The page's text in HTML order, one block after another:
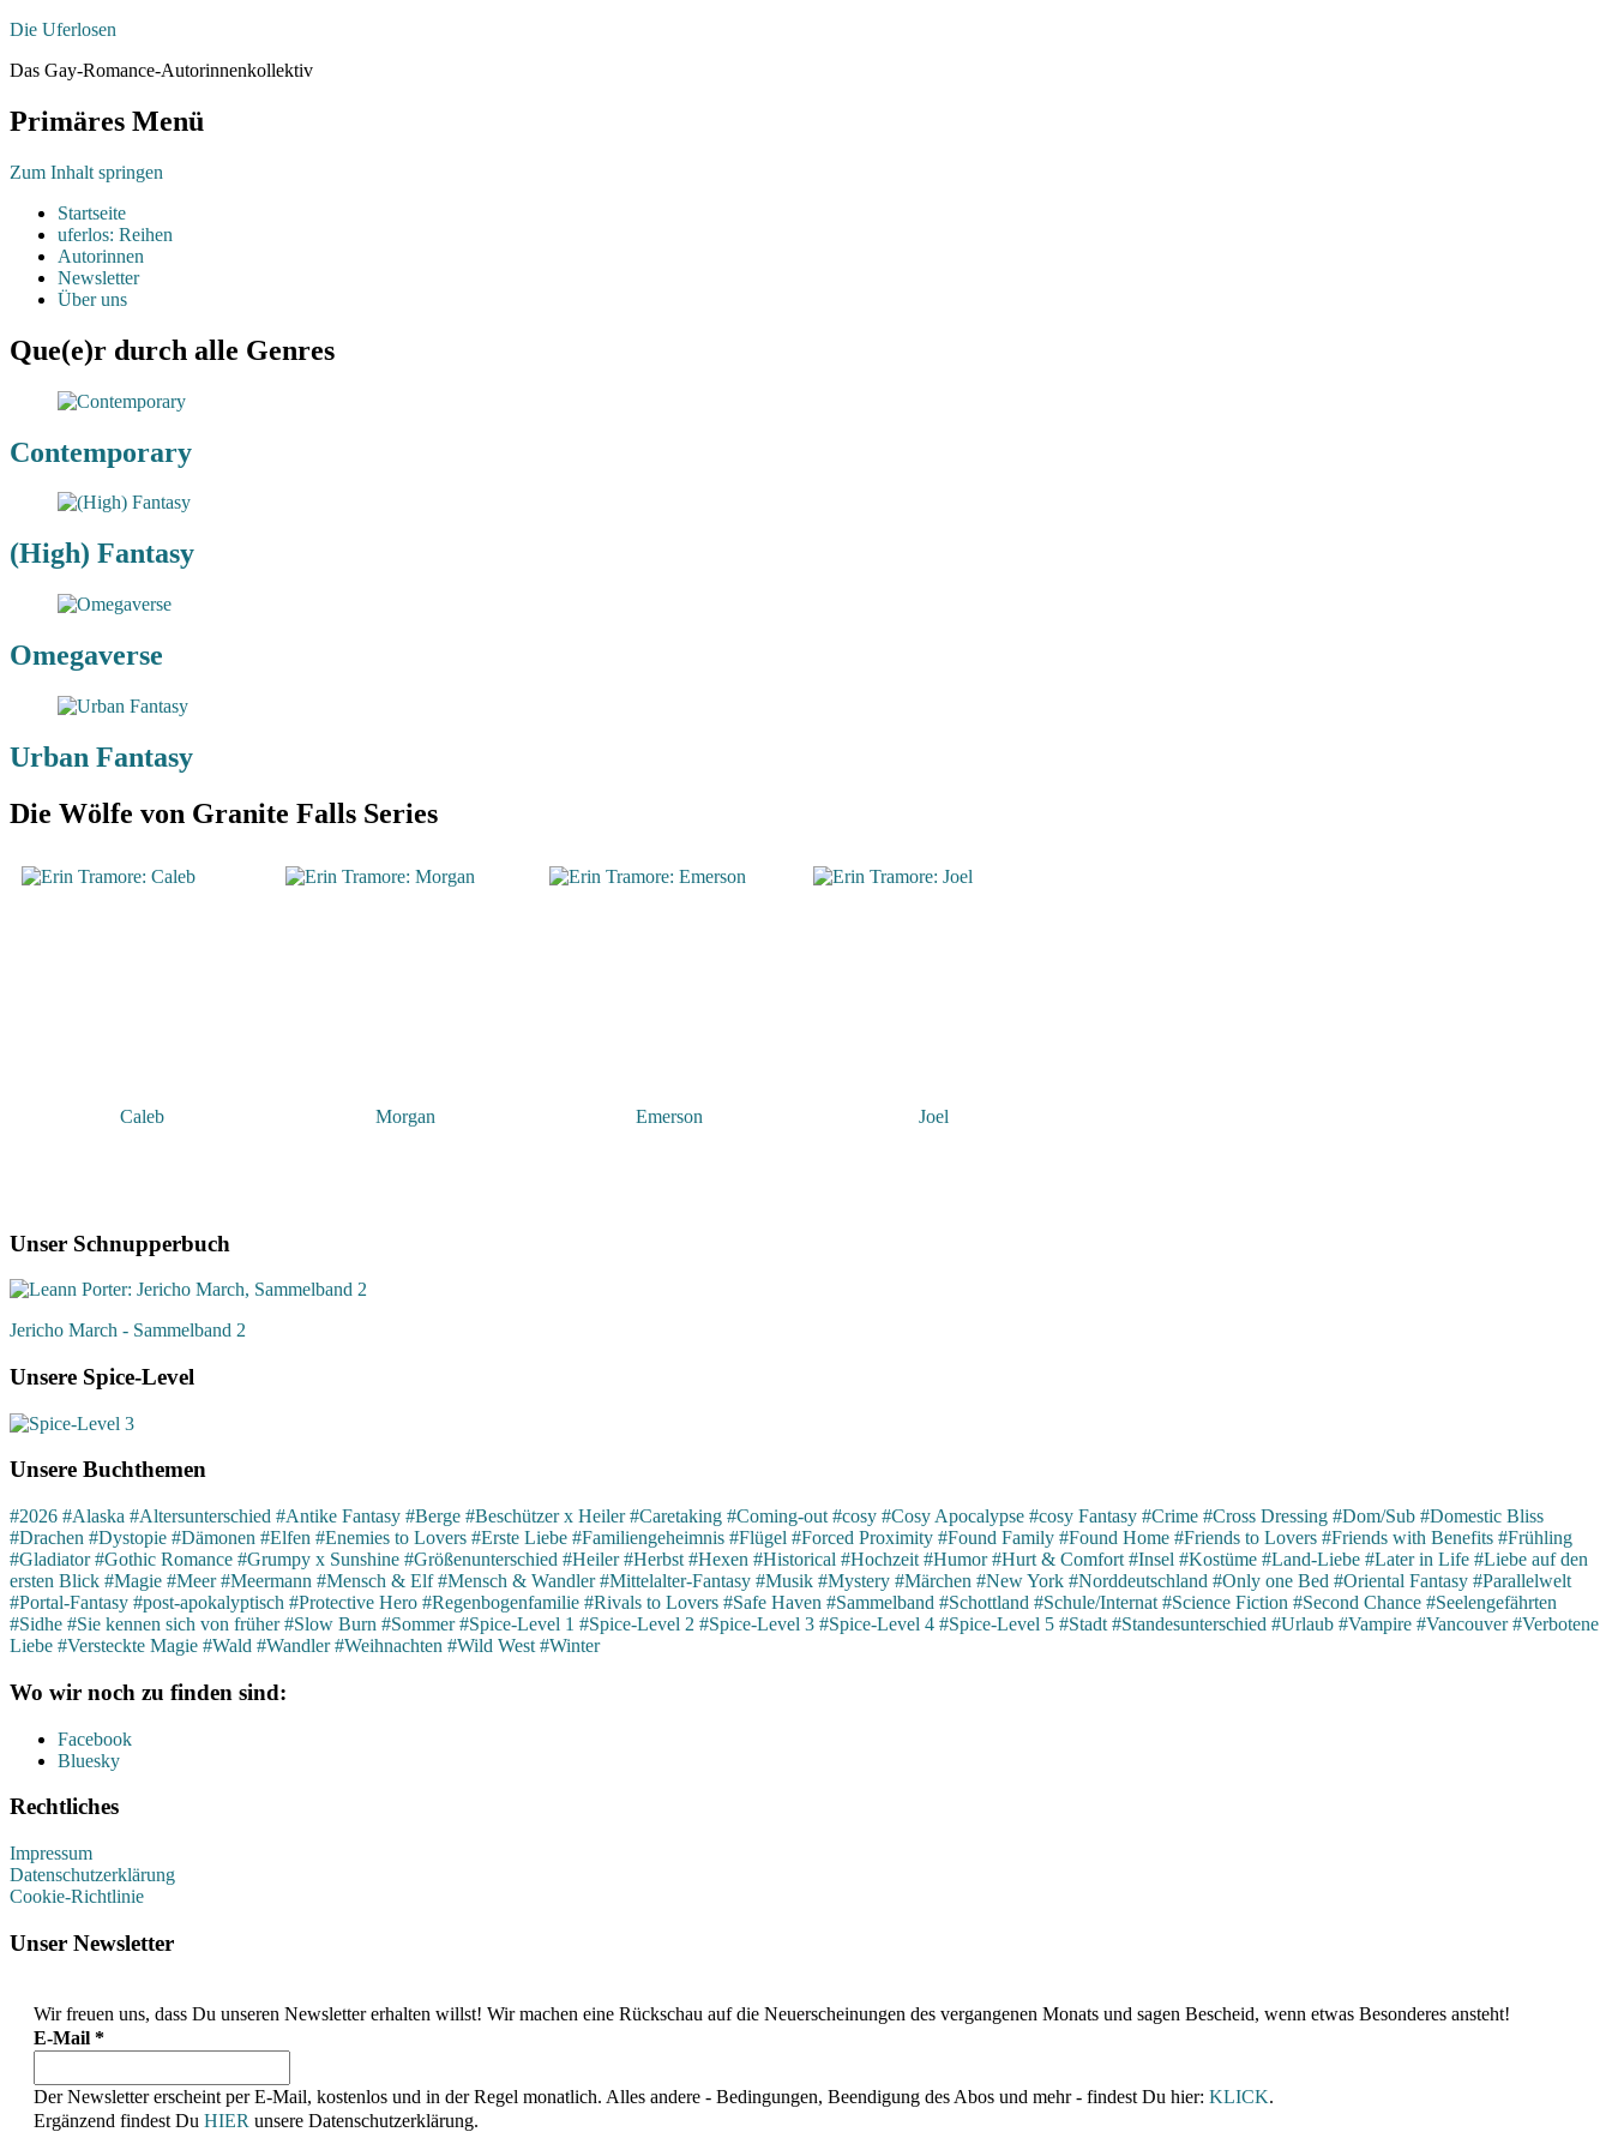
Die Uferlosen
Das Gay-Romance-Autorinnenkollektiv
Primäres Menü
Zum Inhalt springen
Startseite
uferlos: Reihen
Autorinnen
Newsletter
Über uns
Que(e)r durch alle Genres
Contemporary
(High) Fantasy
Omegaverse
Urban Fantasy
Die Wölfe von Granite Falls Series
Caleb Morgan Emerson Joel
Unser Schnupperbuch
Jericho March - Sammelband 2
Unsere Spice-Level
Unsere Buchthemen
#2026 #Alaska #Altersunterschied #Antike Fantasy #Berge #Beschützer x Heiler #Caretaking #Coming-out #cosy #Cosy Apocalypse #cosy Fantasy #Crime #Cross Dressing #Dom/Sub #Domestic Bliss
#Drachen #Dystopie #Dämonen #Elfen #Enemies to Lovers #Erste Liebe #Familiengeheimnis #Flügel #Forced Proximity #Found Family #Found Home #Friends to Lovers #Friends with Benefits #Frühling
#Gladiator #Gothic Romance #Grumpy x Sunshine #Größenunterschied #Heiler #Herbst #Hexen #Historical #Hochzeit #Humor #Hurt & Comfort #Insel #Kostüme #Land-Liebe #Later in Life #Liebe auf den
ersten Blick #Magie #Meer #Meermann #Mensch & Elf #Mensch & Wandler #Mittelalter-Fantasy #Musik #Mystery #Märchen #New York #Norddeutschland #Only one Bed #Oriental Fantasy #Parallelwelt
#Portal-Fantasy #post-apokalyptisch #Protective Hero #Regenbogenfamilie #Rivals to Lovers #Safe Haven #Sammelband #Schottland #Schule/Internat #Science Fiction #Second Chance #Seelengefährten
#Sidhe #Sie kennen sich von früher #Slow Burn #Sommer #Spice-Level 1 #Spice-Level 2 #Spice-Level 3 #Spice-Level 4 #Spice-Level 5 #Stadt #Standesunterschied #Urlaub #Vampire #Vancouver #Verbotene
Liebe #Versteckte Magie #Wald #Wandler #Weihnachten #Wild West #Winter
Wo wir noch zu finden sind:
Facebook
Bluesky
Rechtliches
Impressum
Datenschutzerklärung
Cookie-Richtlinie
Unser Newsletter
Wir freuen uns, dass Du unseren Newsletter erhalten willst! Wir machen eine Rückschau auf die Neuerscheinungen des vergangenen Monats und sagen Bescheid, wenn etwas Besonderes ansteht!
E-Mail *
Der Newsletter erscheint per E-Mail, kostenlos und in der Regel monatlich. Alles andere - Bedingungen, Beendigung des Abos und mehr - findest Du hier: KLICK.
Ergänzend findest Du HIER unsere Datenschutzerklärung.